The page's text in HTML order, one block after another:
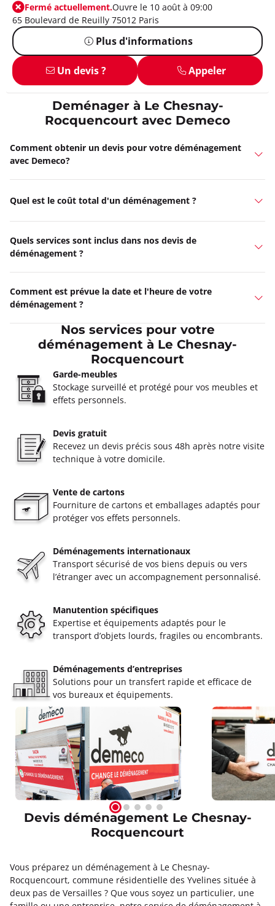
Fermé actuellement.Ouvre le 10 août à 09:00
65 Boulevard de Reuilly 75012 Paris
Plus d'informations
Un devis ? Appeler
Deménager à Le Chesnay-
Rocquencourt avec Demeco
Comment obtenir un devis pour votre déménagement
avec Demeco?
Quel est le coût total d'un déménagement ?
Quels services sont inclus dans nos devis de
déménagement ?
Comment est prévue la date et l'heure de votre
déménagement ?
Nos services pour votre
déménagement à Le Chesnay-
Rocquencourt
Garde-meubles
Stockage surveillé et protégé pour vos meubles et
effets personnels.
Devis gratuit
Recevez un devis précis sous 48h après notre visite
technique à votre domicile.
Vente de cartons
Fourniture de cartons et emballages adaptés pour
protéger vos effets personnels.
Déménagements internationaux
Transport sécurisé de vos biens depuis ou vers
l’étranger avec un accompagnement personnalisé.
Manutention spécifiques
Expertise et équipements adaptés pour le
transport d’objets lourds, fragiles ou encombrants.
Déménagements d’entreprises
Solutions pour un transfert rapide et efficace de
vos bureaux et équipements.
Devis déménagement Le Chesnay-
Rocquencourt
Vous préparez un déménagement à Le Chesnay-
Rocquencourt, commune résidentielle des Yvelines située à
deux pas de Versailles ? Que vous soyez un particulier, une